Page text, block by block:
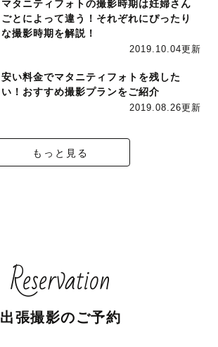
マタニティフォトの撮影時期は妊婦さん
ごとによって違う！それぞれにぴったり
な撮影時期を解説！
2019.10.04更新
安い料金でマタニティフォトを残した
い！おすすめ撮影プランをご紹介
2019.08.26更新
もっと見る
Reservation
出張撮影のご予約